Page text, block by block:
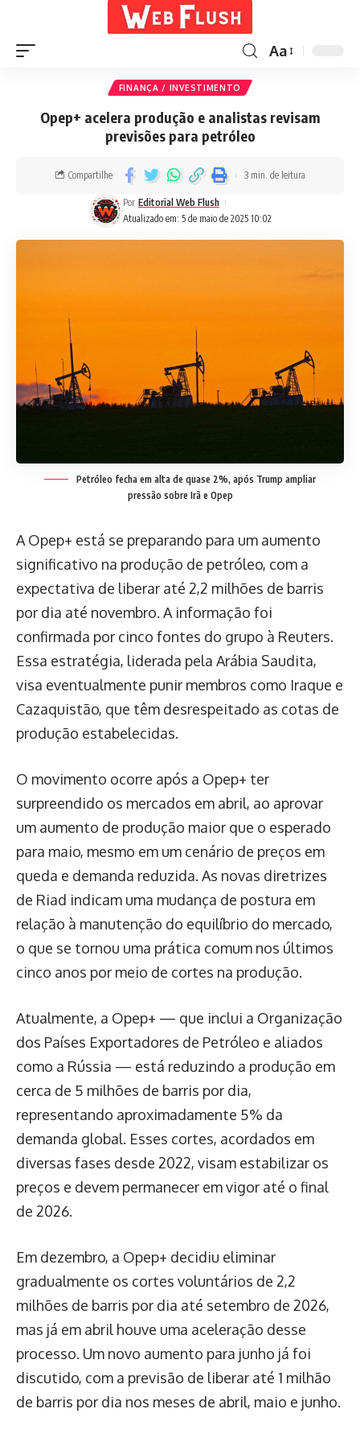
Aa
FINANÇA / INVESTIMENTO
Opep+ acelera produção e analistas revisam
previsões para petróleo
Atualizado em: 5 de maio de 2025 10:02
Por Editorial Web Flush
Compartilhe 3 min. de leitura
Petróleo fecha em alta de quase 2%, após Trump ampliar
pressão sobre Irã e Opep
A Opep+ está se preparando para um aumento
significativo na produção de petróleo, com a
expectativa de liberar até 2,2 milhões de barris
por dia até novembro. A informação foi
confirmada por cinco fontes do grupo à Reuters.
Essa estratégia, liderada pela Arábia Saudita,
visa eventualmente punir membros como Iraque e
Cazaquistão, que têm desrespeitado as cotas de
produção estabelecidas.
O movimento ocorre após a Opep+ ter
surpreendido os mercados em abril, ao aprovar
um aumento de produção maior que o esperado
para maio, mesmo em um cenário de preços em
queda e demanda reduzida. As novas diretrizes
de Riad indicam uma mudança de postura em
relação à manutenção do equilíbrio do mercado,
o que se tornou uma prática comum nos últimos
cinco anos por meio de cortes na produção.
Atualmente, a Opep+ — que inclui a Organização
dos Países Exportadores de Petróleo e aliados
como a Rússia — está reduzindo a produção em
cerca de 5 milhões de barris por dia,
representando aproximadamente 5% da
demanda global. Esses cortes, acordados em
diversas fases desde 2022, visam estabilizar os
preços e devem permanecer em vigor até o final
de 2026.
Em dezembro, a Opep+ decidiu eliminar
gradualmente os cortes voluntários de 2,2
milhões de barris por dia até setembro de 2026,
mas já em abril houve uma aceleração desse
processo. Um novo aumento para junho já foi
discutido, com a previsão de liberar até 1 milhão
de barris por dia nos meses de abril, maio e junho.